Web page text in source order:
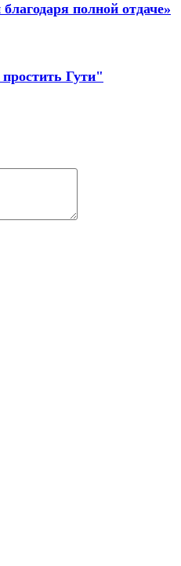
полной отдаче»
Гути"